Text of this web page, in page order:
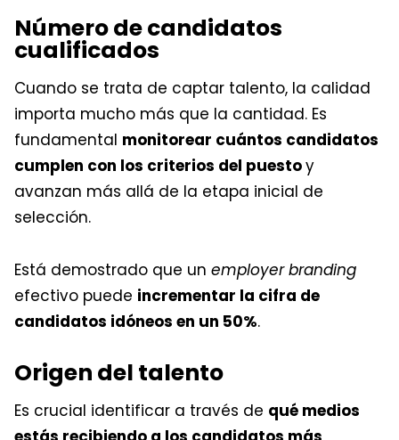
Número de candidatos
cualificados
Cuando se trata de captar talento, la calidad
importa mucho más que la cantidad. Es
fundamental monitorear cuántos candidatos
cumplen con los criterios del puestoy
avanzan más allá de la etapa inicial de
selección.
Está demostrado que un employer branding
efectivo puede incrementar la cifra de
candidatos idóneos en un 50%.
Origen del talento
Es crucial identificar a través de qué medios